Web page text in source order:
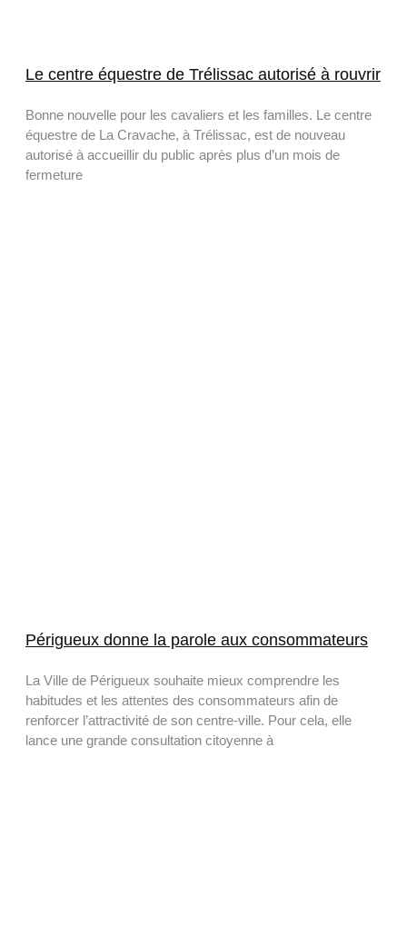
Le centre équestre de Trélissac autorisé à rouvrir
Bonne nouvelle pour les cavaliers et les familles. Le centre
équestre de La Cravache, à Trélissac, est de nouveau
autorisé à accueillir du public après plus d’un mois de
fermeture
Périgueux donne la parole aux consommateurs
La Ville de Périgueux souhaite mieux comprendre les
habitudes et les attentes des consommateurs afin de
renforcer l’attractivité de son centre-ville. Pour cela, elle
lance une grande consultation citoyenne à